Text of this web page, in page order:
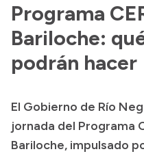
Delegaciones
Normativa
Presupuesto
Boletín Oficial
Programa
Bariloche:
podrán hacer
El Gobierno de Río
jornada del Programa
Bariloche, impulsado